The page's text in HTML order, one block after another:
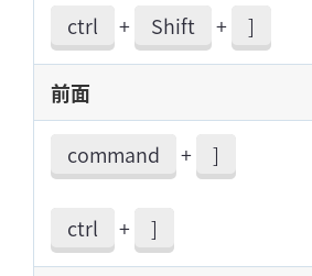
ctrl + Shift + ]
前面
command + ]
ctrl + ]